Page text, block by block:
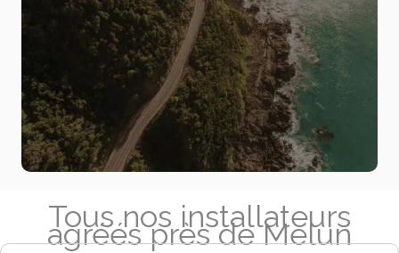
Tous nos installateurs
agréés près de Melun